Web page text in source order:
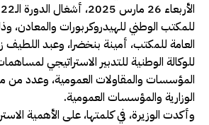
للمكتب الوطني للهيدروكربورات والمعادن،
العامة للمكتب، أمينة بنخضرا، وعبد اللطيف
للوكالة الوطنية للتدبير الاستراتيجي
المؤسسات والمقاولات العمومية، وعدد من
الوزارية والمؤسسات العمومية.
وأكدت الوزيرة، في كلمتها، على الأهمية